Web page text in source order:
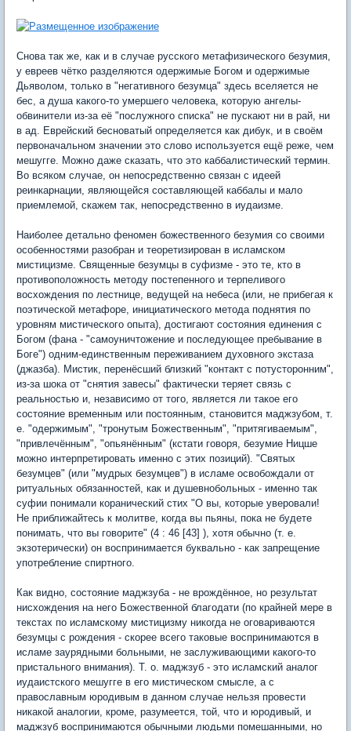
Снова так же, как и в случае русского метафизического безумия,
у евреев чётко разделяются одержимые Богом и одержимые
Дьяволом, только в "негативного безумца" здесь вселяется не
бес, а душа какого-то умершего человека, которую ангелы-
обвинители из-за её "послужного списка" не пускают ни в рай, ни
в ад. Еврейский бесноватый определяется как дибук, и в своём
первоначальном значении это слово используется ещё реже, чем
мешугге. Можно даже сказать, что это каббалистический термин.
Во всяком случае, он непосредственно связан с идеей
реинкарнации, являющейся составляющей каббалы и мало
приемлемой, скажем так, непосредственно в иудаизме.
Наиболее детально феномен божественного безумия со своими
особенностями разобран и теоретизирован в исламском
мистицизме. Священные безумцы в суфизме - это те, кто в
противоположность методу постепенного и терпеливого
восхождения по лестнице, ведущей на небеса (или, не прибегая к
поэтической метафоре, инициатического метода поднятия по
уровням мистического опыта), достигают состояния единения с
Богом (фана - "самоуничтожение и последующее пребывание в
Боге") одним-единственным переживанием духовного экстаза
(джазба). Мистик, перенёсший близкий "контакт с потусторонним",
из-за шока от "снятия завесы" фактически теряет связь с
реальностью и, независимо от того, является ли такое его
состояние временным или постоянным, становится маджзубом, т.
е. "одержимым", "тронутым Божественным", "притягиваемым",
"привлечённым", "опьянённым" (кстати говоря, безумие Ницше
можно интерпретировать именно с этих позиций). "Святых
безумцев" (или "мудрых безумцев") в исламе освобождали от
ритуальных обязанностей, как и душевнобольных - именно так
суфии понимали коранический стих "О вы, которые уверовали!
Не приближайтесь к молитве, когда вы пьяны, пока не будете
понимать, что вы говорите" (4 : 46 [43] ), хотя обычно (т. е.
экзотерически) он воспринимается буквально - как запрещение
употребление спиртного.
Как видно, состояние маджзуба - не врождённое, но результат
нисхождения на него Божественной благодати (по крайней мере в
текстах по исламскому мистицизму никогда не оговариваются
безумцы с рождения - скорее всего таковые воспринимаются в
исламе заурядными больными, не заслуживающими какого-то
пристального внимания). Т. о. маджзуб - это исламский аналог
иудаистского мешугге в его мистическом смысле, а с
православным юродивым в данном случае нельзя провести
никакой аналогии, кроме, разумеется, той, что и юродивый, и
маджзуб воспринимаются обычными людьми помешанными, но